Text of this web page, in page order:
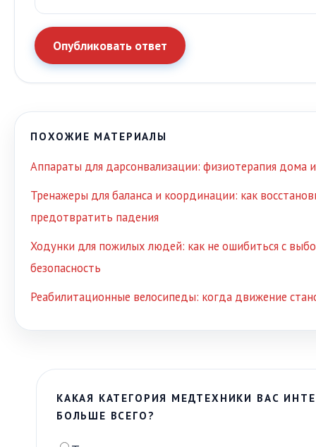
Опубликовать ответ
ПОХОЖИЕ МАТЕРИАЛЫ
Аппараты для дарсонвализации: физиотерапия дома
Тренажеры для баланса и координации: как
предотвратить падения
Ходунки для пожилых людей: как не ошибиться с
безопасность
Реабилитационные велосипеды: когда движение
КАКАЯ КАТЕГОРИЯ МЕДТЕХНИКИ ВАС
БОЛЬШЕ ВСЕГО?